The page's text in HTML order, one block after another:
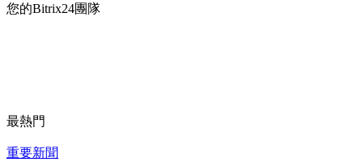
您的Bitrix24團隊
最熱門
重要新聞